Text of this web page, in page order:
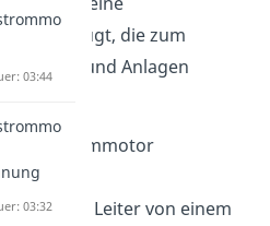
erzeugt, diezum
Geräten und Anlagen
Gleichstrommotor
ist ein
Leiter von einem
03:44
03:32